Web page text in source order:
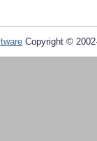
Copyright ©